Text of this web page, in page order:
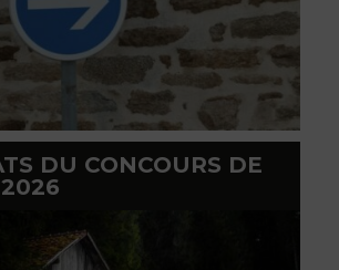
DU CONCOURS DE